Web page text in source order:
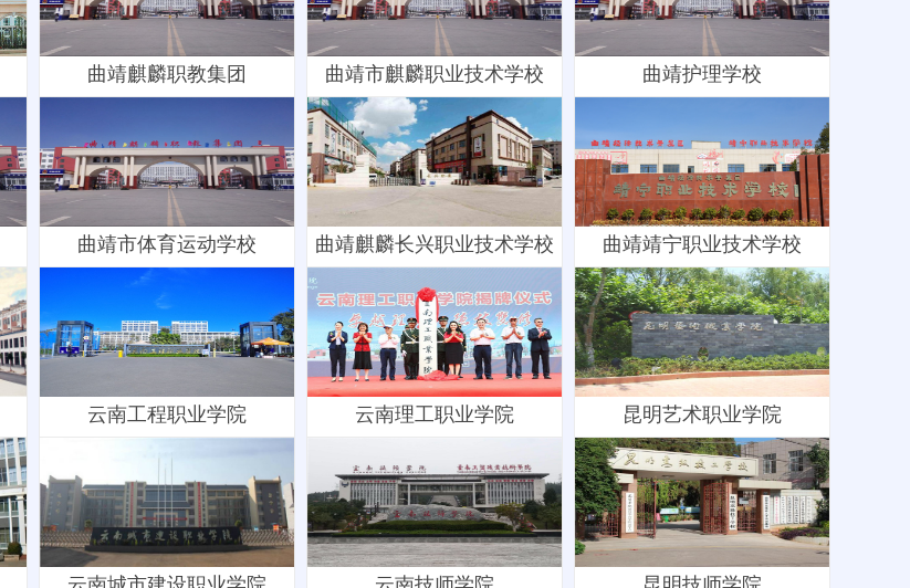
曲靖麒麟职教集团 曲靖市麒麟职业技术学校 曲靖护理学校
曲靖市体育运动学校 曲靖麒麟长兴职业技术学校 曲靖靖宁职业技术学校
云南工程职业学院 云南理工职业学院 昆明艺术职业学院